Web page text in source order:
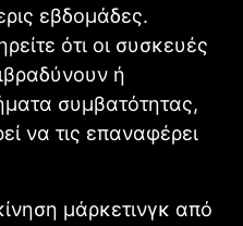
εβδομάδες.
ότι οι συσκευές
ή
συμβατότητας,
να τις επαναφέρει
μάρκετινγκ από